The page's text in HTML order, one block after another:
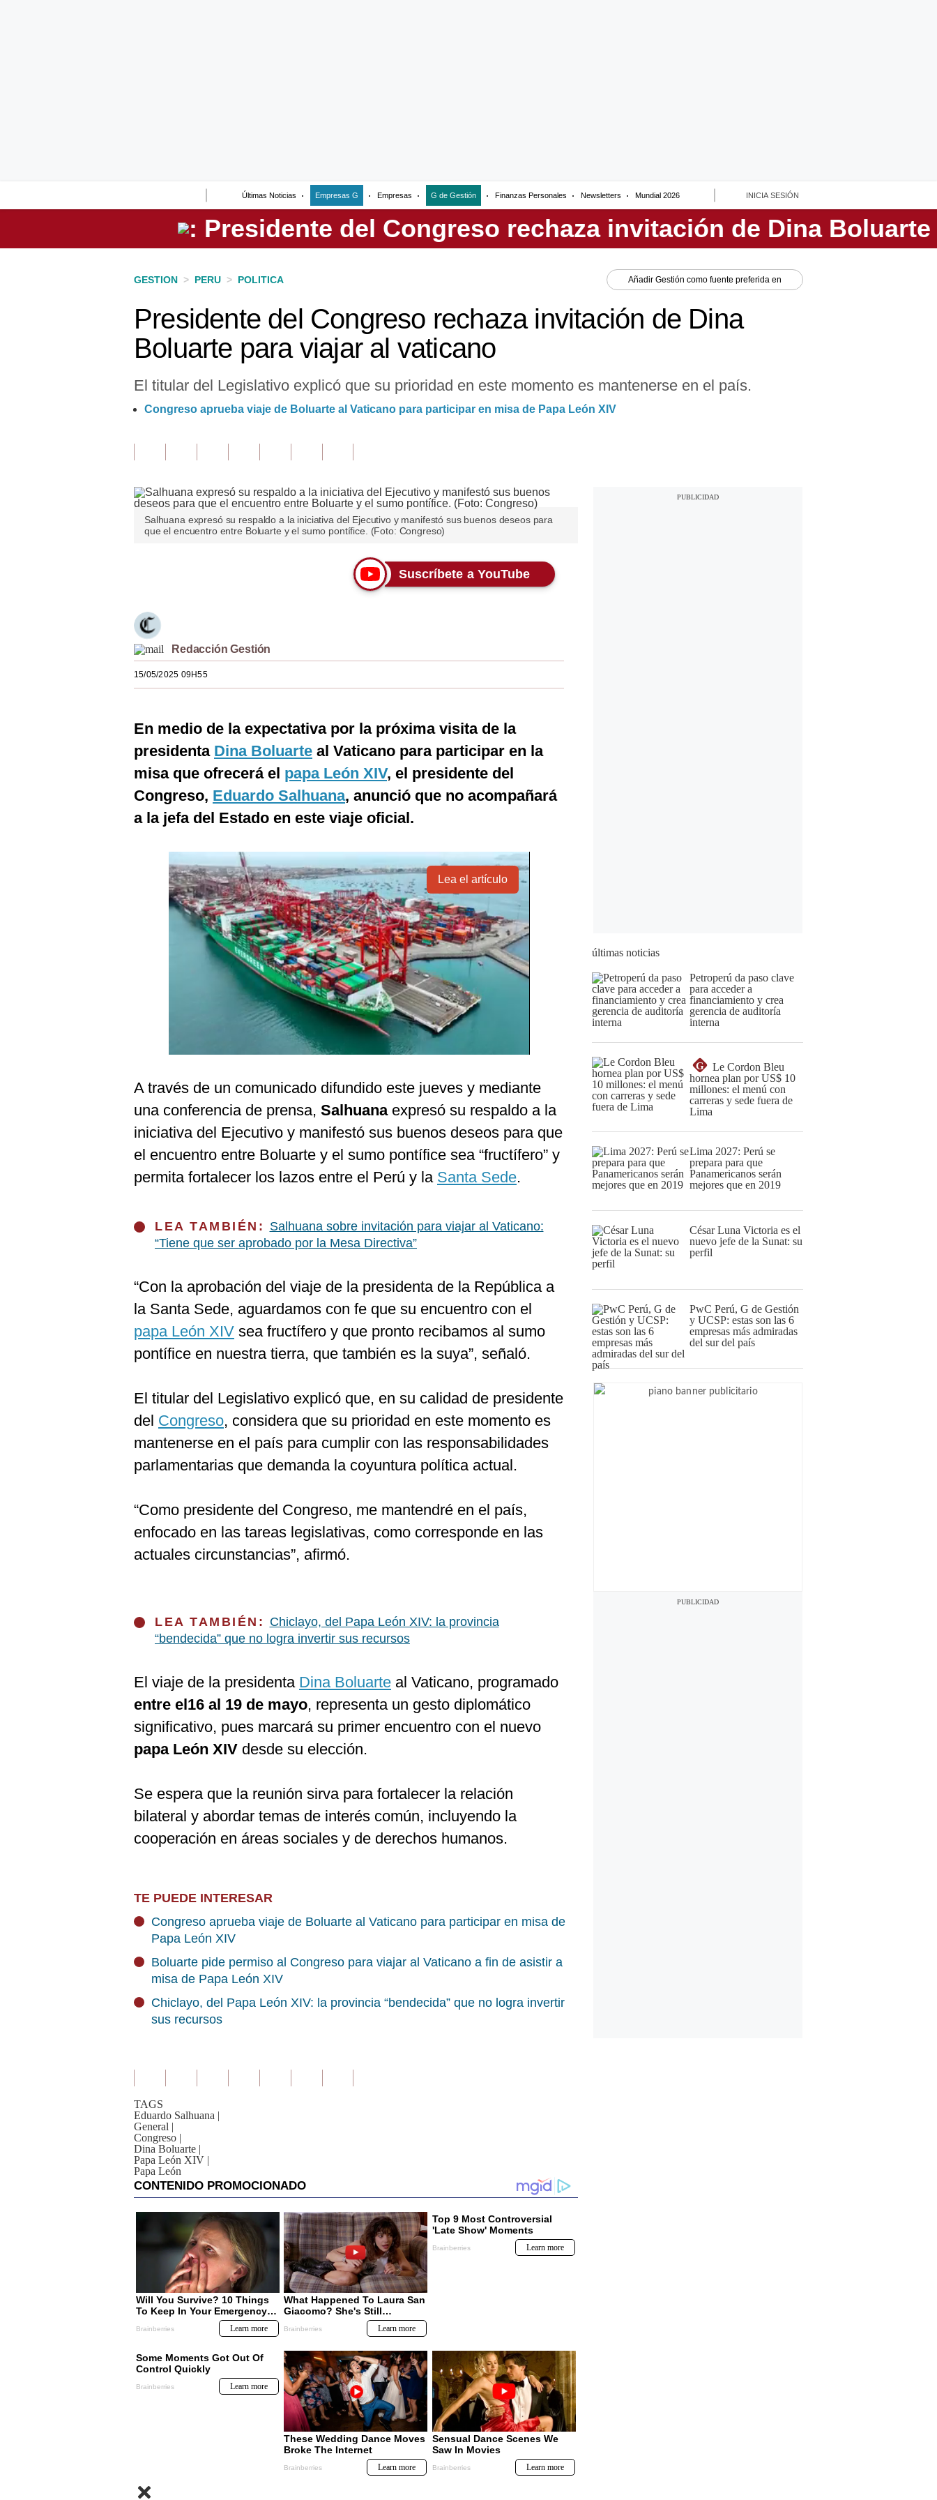
Últimas Noticias Empresas G Empresas G de Gestión Finanzas Personales Newsletters Mundial 2026 INICIA SESIÓN
Perú
GESTION > PERU > POLITICA Añadir Gestión como fuente preferida en
Presidente del Congreso rechaza invitación de Dina
Boluarte para viajar al vaticano
El titular del Legislativo explicó que su prioridad en este momento es mantenerse en el país.
Congreso aprueba viaje de Boluarte al Vaticano para participar en misa de Papa León XIV
Salhuana expresó su respaldo a la iniciativa del Ejecutivo y manifestó sus buenos deseos para
que el encuentro entre Boluarte y el sumo pontífice. (Foto: Congreso)
Suscríbete a YouTube
Redacción Gestión
15/05/2025 09H55
En medio de la expectativa por la próxima visita de la
presidenta Dina Boluarte al Vaticano para participar en la
misa que ofrecerá el papa León XIV, el presidente del
Congreso, Eduardo Salhuana, anunció que no acompañará
a la jefa del Estado en este viaje oficial.
Lea el artículo
A través de un comunicado difundido este jueves y mediante
una conferencia de prensa, Salhuana expresó su respaldo a la
iniciativa del Ejecutivo y manifestó sus buenos deseos para que
el encuentro entre Boluarte y el sumo pontífice sea “fructífero” y
permita fortalecer los lazos entre el Perú y la Santa Sede.
LEA TAMBIÉN: Salhuana sobre invitación para viajar al Vaticano:
“Tiene que ser aprobado por la Mesa Directiva”
“Con la aprobación del viaje de la presidenta de la República a
la Santa Sede, aguardamos con fe que su encuentro con el
papa León XIV sea fructífero y que pronto recibamos al sumo
pontífice en nuestra tierra, que también es la suya”, señaló.
El titular del Legislativo explicó que, en su calidad de presidente
del Congreso, considera que su prioridad en este momento es
mantenerse en el país para cumplir con las responsabilidades
parlamentarias que demanda la coyuntura política actual.
“Como presidente del Congreso, me mantendré en el país,
enfocado en las tareas legislativas, como corresponde en las
actuales circunstancias”, afirmó.
LEA TAMBIÉN: Chiclayo, del Papa León XIV: la provincia
“bendecida” que no logra invertir sus recursos
El viaje de la presidenta Dina Boluarte al Vaticano, programado
entre el16 al 19 de mayo, representa un gesto diplomático
significativo, pues marcará su primer encuentro con el nuevo
papa León XIV desde su elección.
Se espera que la reunión sirva para fortalecer la relación
bilateral y abordar temas de interés común, incluyendo la
cooperación en áreas sociales y de derechos humanos.
TE PUEDE INTERESAR
Congreso aprueba viaje de Boluarte al Vaticano para participar en misa de
Papa León XIV
Boluarte pide permiso al Congreso para viajar al Vaticano a fin de asistir a
misa de Papa León XIV
Chiclayo, del Papa León XIV: la provincia “bendecida” que no logra invertir
sus recursos
TAGS
Eduardo Salhuana |
General |
Congreso |
Dina Boluarte |
Papa León XIV |
Papa León
últimas noticias
Petroperú da paso clave
para acceder a
financiamiento y crea
gerencia de auditoría
interna
G
Le Cordon Bleu
hornea plan por US$ 10
millones: el menú con
carreras y sede fuera de
Lima
Lima 2027: Perú se
prepara para que
Panamericanos serán
mejores que en 2019
César Luna Victoria es el
nuevo jefe de la Sunat: su
perfil
PwC Perú, G de Gestión
y UCSP: estas son las 6
empresas más admiradas
del sur del país